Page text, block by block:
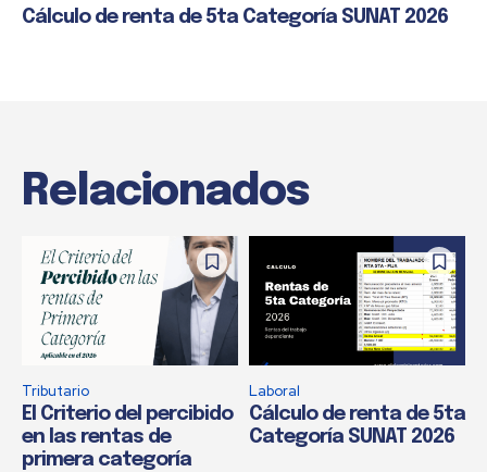
Cálculo de renta de 5ta Categoría SUNAT 2026
Relacionados
Tributario
El Criterio del percibido
en las rentas de
primera categoría
Laboral
Cálculo de renta de 5ta
Categoría SUNAT 2026